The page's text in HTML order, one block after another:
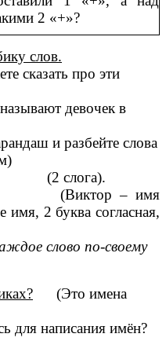
2 «+»?
слов.
сказать про эти
девочек в
и разбейте слова
(2 слога).
(Виктор – имя
имя, 2 буква согласная,
слово по-своему
(Это имена
для написания имён?